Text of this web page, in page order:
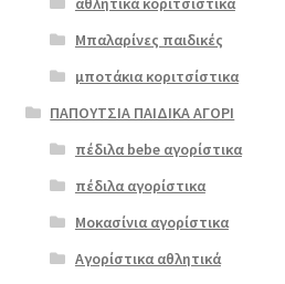
Μπαλαρίνες παιδικές
μποτάκια κοριτσίστικα
ΠΑΠΟΥΤΣΙΑ ΠΑΙΔΙΚΑ ΑΓΟΡΙ
πέδιλα bebe αγορίστικα
πέδιλα αγορίστικα
Μοκασίνια αγορίστικα
Αγορίστικα αθλητικά